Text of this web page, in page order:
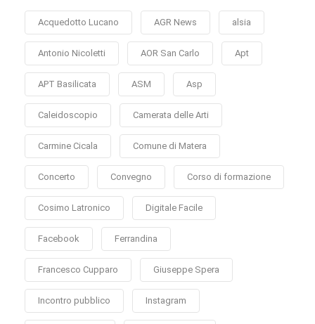
Acquedotto Lucano AGR News alsia
Antonio Nicoletti AOR San Carlo Apt
APT Basilicata ASM Asp
Caleidoscopio Camerata delle Arti
Carmine Cicala Comune di Matera
Concerto Convegno Corso di formazione
Cosimo Latronico Digitale Facile
Facebook Ferrandina
Francesco Cupparo Giuseppe Spera
Incontro pubblico Instagram